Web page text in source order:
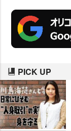
PICK UP